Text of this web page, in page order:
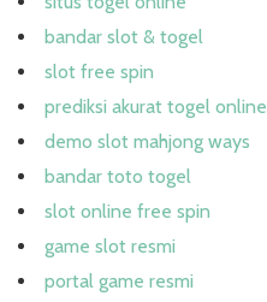
bandar slot & togel
slot free spin
prediksi akurat togel online
demo slot mahjong ways
bandar toto togel
slot online free spin
game slot resmi
portal game resmi